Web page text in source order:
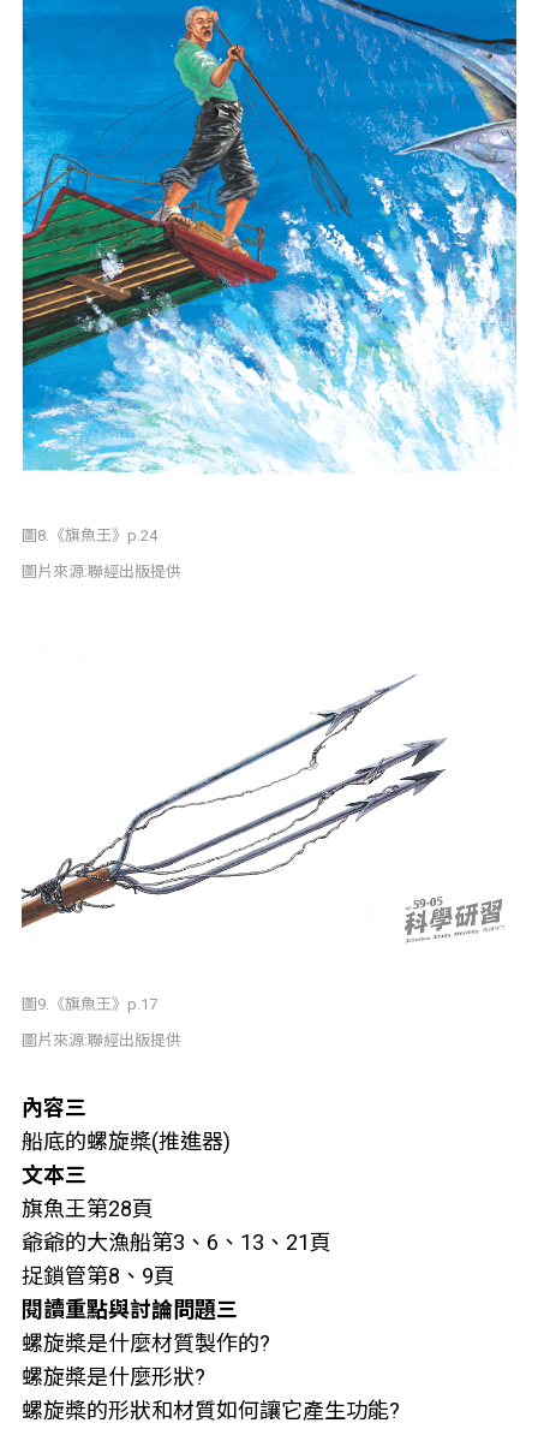
圖8.《旗魚王》p.24
圖片來源:聯經出版提供
圖9.《旗魚王》p.17
圖片來源:聯經出版提供
內容三
船底的螺旋槳(推進器)
文本三
旗魚王第28頁
爺爺的大漁船第3、6、13、21頁
捉鎖管第8、9頁
閱讀重點與討論問題三
螺旋槳是什麼材質製作的?
螺旋槳是什麼形狀?
螺旋槳的形狀和材質如何讓它產生功能?